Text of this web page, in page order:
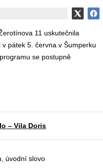
11 uskutečnila
pátek 5. června v Šumperku
se postupně
– Vila Doris
úvodní slovo